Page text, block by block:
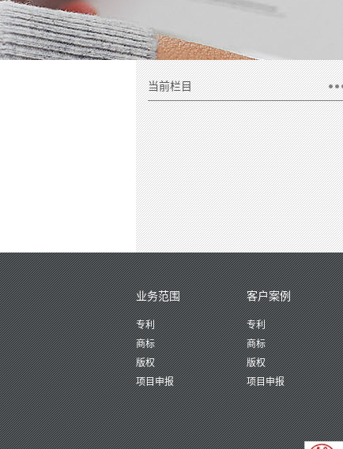
当前栏目
业务范围
专利
商标
版权
项目申报
客户案例
专利
商标
版权
项目申报